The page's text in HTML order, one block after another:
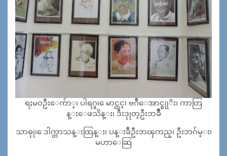
ရႈမ၀ဦးေက်ာ္၊ ပါရဂူ၊ ေမာင္ထင္၊ ဗဂ်ီေအာင္စုုိး၊ ကာတြ
န္းေဖသိန္း၊ ဒီးဒုုတ္ဦးဘခ်ဳိ
သာဓုု၊ ေဒါက္တာသန္းထြန္း၊ ပန္းခ်ီဦးဘၾကည္၊ ဦးဘဂ်မ္း၊
မဟာေဆြ